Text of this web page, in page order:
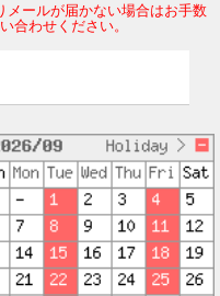
ールが届かない場合はお手数
合わせください。